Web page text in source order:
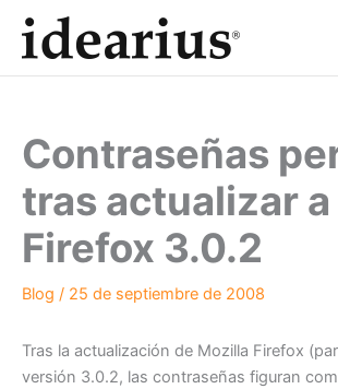
contenido
Contraseñas
tras actualizar a
Firefox 3.0.2
Blog / 25 de septiembre de 2008
Tras la actualización de Mozilla Firefox
versión 3.0.2, las contraseñas figuran